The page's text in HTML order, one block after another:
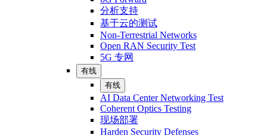
分析支持
基于云的测试
Non-Terrestrial Networks
Open RAN Security Test
5G 专网
有线
有线
AI Data Center Networking Test
Coherent Optics Testing
现场部署
Harden Security Defenses